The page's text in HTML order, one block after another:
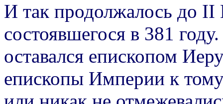
И так продолжалось до II
состоявшегося в 381
оставался епископом
епископы Империи к